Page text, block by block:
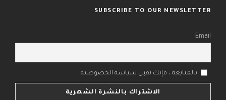
SUBSCRIBE TO OUR NEWSLETTER
Email
بالمتابعة ، فإنك تقبل سياسة الخصوصية